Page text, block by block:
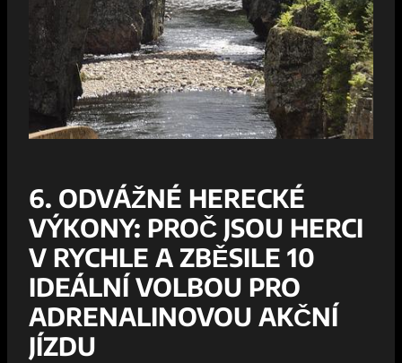
6. ODVÁŽNÉ HERECKÉ
VÝKONY: ‌PROČ‌ JSOU HERCI⁤
V RYCHLE A ZBĚSILE 10​
IDEÁLNÍ VOLBOU⁤ PRO
ADRENALINOVOU AKČNÍ
JÍZDU